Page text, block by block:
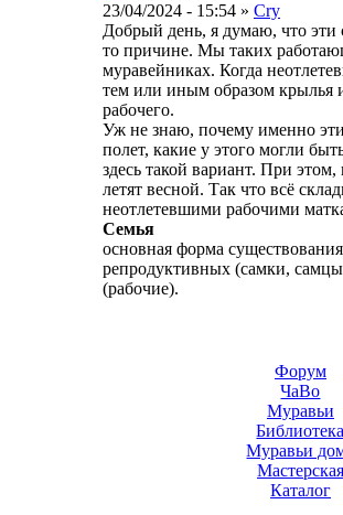
23/04/2024 - 15:54 » Cry
Добрый день, я думаю, что эти
то причине. Мы таких
муравейниках. Когда
тем или иным образом крылья
рабочего.
Уж не знаю, почему именно
полет, какие у этого могли
здесь такой вариант. При
летят весной. Так что всё
неотлетевшими рабочими
Семья
основная форма
репродуктивных (самки,
(рабочие).
Форум
ЧаВо
Муравьи
Муравьи
Мастерская
Каталог